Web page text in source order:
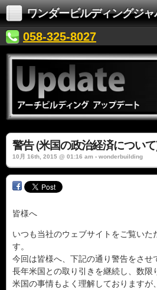
ワンダービルディングジ
058-325-8027
警告 (米国の政治経済につい
10月 16th, 2015 @ 01:16 am › wonderbuilding
皆様へ
いつも当社のウェブサイトをご覧いた
す。
今回は皆様へ、下記の通り警告をさせ
長年米国との取り引きを継続し、数限
米国の事情もよく理解しておりますが